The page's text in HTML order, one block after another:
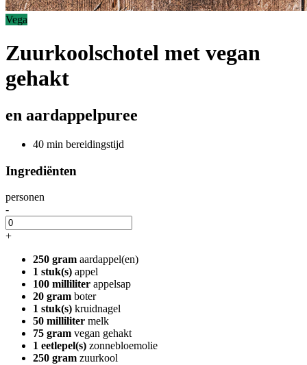
Vega
Zuurkoolschotel met vegan
gehakt
en aardappelpuree
40 min bereidingstijd
Ingrediënten
personen
-
+
250 gram aardappel(en)
1 stuk(s) appel
100 milliliter appelsap
20 gram boter
1 stuk(s) kruidnagel
50 milliliter melk
75 gram vegan gehakt
1 eetlepel(s) zonnebloemolie
250 gram zuurkool